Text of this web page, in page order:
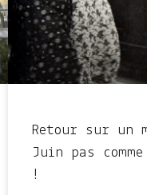
Retour sur un
Juin pas
!